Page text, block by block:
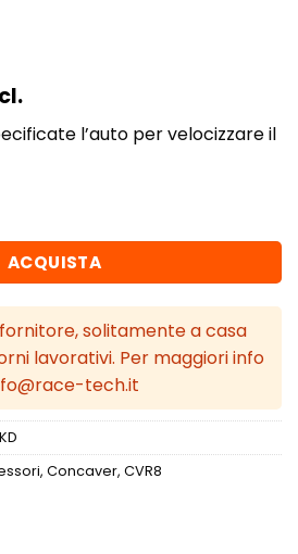
l’auto per velocizzare il
ET45 5x120 Black Diamond Cut
ACQUISTA
solitamente a casa
lavorativi. Per maggiori info
tech.it
, Concaver, CVR8